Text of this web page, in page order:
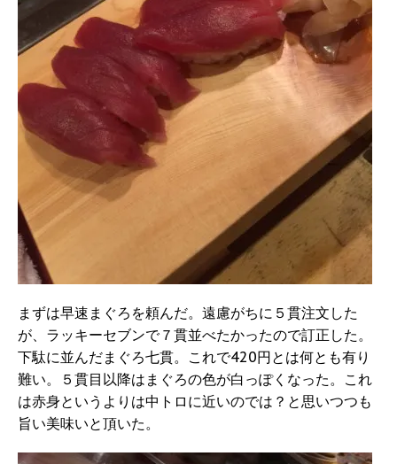
まずは早速まぐろを頼んだ。遠慮がちに５貫注文した
が、ラッキーセブンで７貫並べたかったので訂正した。
下駄に並んだまぐろ七貫。これで420円とは何とも有り
難い。５貫目以降はまぐろの色が白っぽくなった。これ
は赤身というよりは中トロに近いのでは？と思いつつも
旨い美味いと頂いた。